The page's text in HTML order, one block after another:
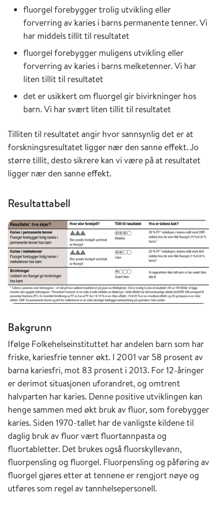
fluorgel forebygger trolig utvikling eller
forverring av karies i barns permanente tenner. Vi
har middels tillit til resultatet
fluorgel forebygger muligens utvikling eller
forverring av karies i barns melketenner. Vi har
liten tillit til resultatet
det er usikkert om fluorgel gir bivirkninger hos
barn. Vi har svært liten tillit til resultatet
Tilliten til resultatet angir hvor sannsynlig det er at
forskningsresultatet ligger nær den sanne effekt. Jo
større tillit, desto sikrere kan vi være på at resultatet
ligger nær den sanne effekt.
Resultattabell
Bakgrunn
Ifølge Folkehelseinstituttet har andelen barn som har
friske, kariesfrie tenner økt. I 2001 var 58 prosent av
barna kariesfri, mot 83 prosent i 2013. For 12-åringer
er derimot situasjonen uforandret, og omtrent
halvparten har karies. Denne positive utviklingen kan
henge sammen med økt bruk av fluor, som forebygger
karies. Siden 1970-tallet har de vanligste kildene til
daglig bruk av fluor vært fluortannpasta og
fluortabletter. Det brukes også fluorskyllevann,
fluorpensling og fluorgel. Fluorpensling og påføring av
fluorgel gjøres etter at tennene er rengjort nøye og
utføres som regel av tannhelsepersonell.